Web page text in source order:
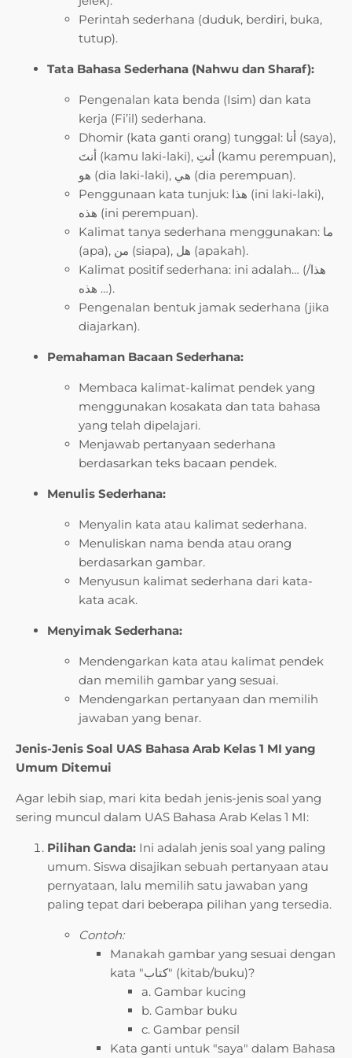
Perintah sederhana (duduk, berdiri, buka,
tutup).
Tata Bahasa Sederhana (Nahwu dan Sharaf):
Pengenalan kata benda (Isim) dan kata
kerja (Fi’il) sederhana.
Dhomir (kata ganti orang) tunggal: أنا (saya),
أنتَ (kamu laki-laki), أنتِ (kamu perempuan),
هو (dia laki-laki), هي (dia perempuan).
Penggunaan kata tunjuk: هذا (ini laki-laki),
هذه (ini perempuan).
Kalimat tanya sederhana menggunakan: ما
(apa), من (siapa), هل (apakah).
Kalimat positif sederhana: ini adalah… (هذا/
هذه …).
Pengenalan bentuk jamak sederhana (jika
diajarkan).
Pemahaman Bacaan Sederhana:
Membaca kalimat-kalimat pendek yang
menggunakan kosakata dan tata bahasa
yang telah dipelajari.
Menjawab pertanyaan sederhana
berdasarkan teks bacaan pendek.
Menulis Sederhana:
Menyalin kata atau kalimat sederhana.
Menuliskan nama benda atau orang
berdasarkan gambar.
Menyusun kalimat sederhana dari kata-
kata acak.
Menyimak Sederhana:
Mendengarkan kata atau kalimat pendek
dan memilih gambar yang sesuai.
Mendengarkan pertanyaan dan memilih
jawaban yang benar.
Jenis-Jenis Soal UAS Bahasa Arab Kelas 1 MI yang
Umum Ditemui
Agar lebih siap, mari kita bedah jenis-jenis soal yang
sering muncul dalam UAS Bahasa Arab Kelas 1 MI:
Pilihan Ganda: Ini adalah jenis soal yang paling
umum. Siswa disajikan sebuah pertanyaan atau
pernyataan, lalu memilih satu jawaban yang
paling tepat dari beberapa pilihan yang tersedia.
Contoh:
Manakah gambar yang sesuai dengan
kata "كتاب" (kitab/buku)?
a. Gambar kucing
b. Gambar buku
c. Gambar pensil
Kata ganti untuk "saya" dalam Bahasa